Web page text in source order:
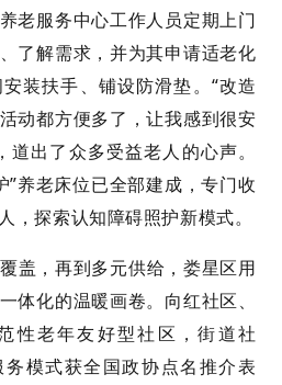
老服务中心工作人员定期上门
了解需求，并为其申请适老化
装扶手、铺设防滑垫。“改造
动都方便多了，让我感到很安
出了众多受益老人的心声。
”养老床位已全部建成，专门收
，探索认知障碍照护新模式。
盖，再到多元供给，娄星区用
体化的温暖画卷。向红社区、
性老年友好型社区，街道社
模式获全国政协点名推介表